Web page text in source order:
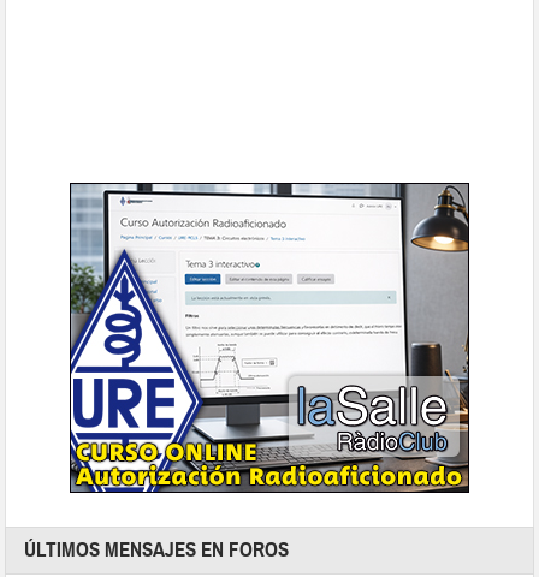
ÚLTIMOS MENSAJES EN FOROS